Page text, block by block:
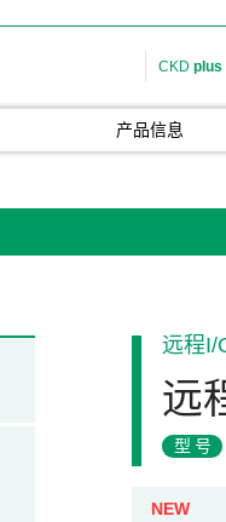
CKD plus
产品信息
远程I/
远
型号
NEW